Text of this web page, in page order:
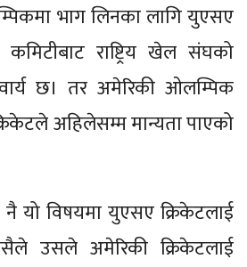
भाग लिनका लागि युएसए
राष्ट्रिय खेल संघको
छ। तर अमेरिकी ओलम्पिक
अहिलेसम्म मान्यता पाएको
यो विषयमा युएसए क्रिकेटलाई
उसले अमेरिकी क्रिकेटलाई